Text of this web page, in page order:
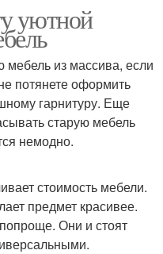
уютной
мебель из массива, если
потянете оформить
гарнитуру. Еще
старую мебель
немодно.
стоимость мебели.
предмет красивее.
Они и стоят